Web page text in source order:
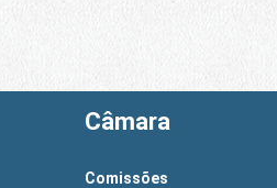
Câmara
Comissões